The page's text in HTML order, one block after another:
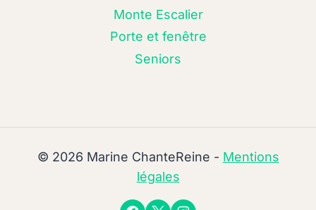
Monte Escalier
Porte et fenêtre
Seniors
© 2026 Marine ChanteReine - Mentions
légales